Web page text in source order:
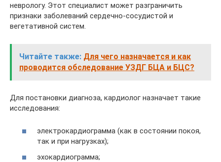
неврологу. Этот специалист может разграничить
признаки заболеваний сердечно-сосудистой и
вегетативной систем.
Читайте также: Для чего назначается и как
проводится обследование УЗДГ БЦА и БЦС?
Для постановки диагноза, кардиолог назначает такие
исследования:
электрокардиограмма (как в состоянии покоя,
так и при нагрузках);
эхокардиограмма;